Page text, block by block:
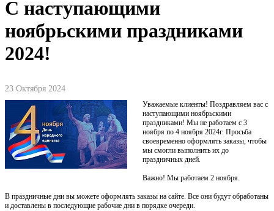
С наступающими
ноябрьскими праздниками
2024!
23 Октября 2024
Уважаемые клиенты! Поздравляем вас с
наступающими ноябрьскими
праздниками! Мы не работаем с 3
ноября по 4 ноября 2024г. Просьба
своевременно оформлять заказы, чтобы
мы смогли выполнить их до
праздничных дней.
Важно! Мы работаем 2 ноября.
В праздничные дни вы можете оформлять заказы на сайте. Все они будут обработаны
и доставлены в последующие рабочие дни в порядке очереди.